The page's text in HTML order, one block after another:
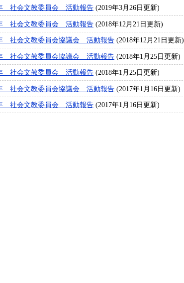
社会文教委員会 活動報告 (2019年3月26日更新)
社会文教委員会 活動報告 (2018年12月21日更新)
社会文教委員会協議会 活動報告 (2018年12月21日更新)
社会文教委員会協議会 活動報告 (2018年1月25日更新)
社会文教委員会 活動報告 (2018年1月25日更新)
社会文教委員会協議会 活動報告 (2017年1月16日更新)
社会文教委員会 活動報告 (2017年1月16日更新)